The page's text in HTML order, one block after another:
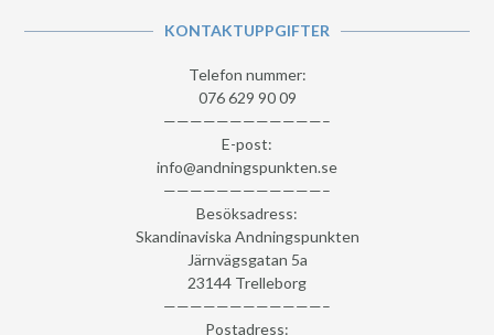
KONTAKTUPPGIFTER
Telefon nummer:
076 629 90 09
————————————–
E-post:
info@andningspunkten.se
————————————–
Besöksadress:
Skandinaviska Andningspunkten
Järnvägsgatan 5a
23144 Trelleborg
————————————–
Postadress: